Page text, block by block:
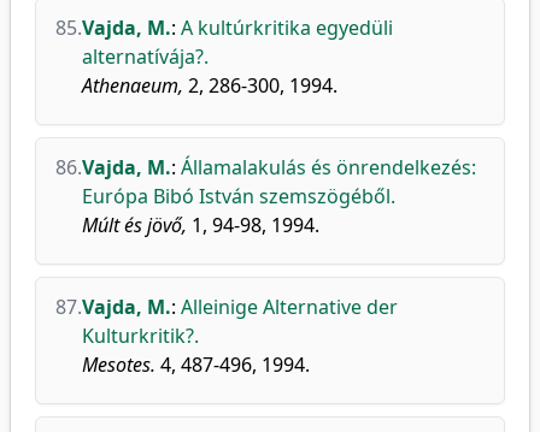
85.Vajda, M.: A kultúrkritika egyedüli
alternatívája?.
Athenaeum, 2, 286-300, 1994.
86.Vajda, M.: Államalakulás és önrendelkezés:
Európa Bibó István szemszögéből.
Múlt és jövő, 1, 94-98, 1994.
87.Vajda, M.: Alleinige Alternative der
Kulturkritik?.
Mesotes. 4, 487-496, 1994.